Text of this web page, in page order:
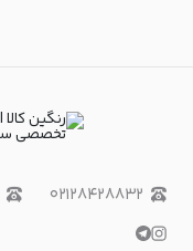
۰۲۱۲۸۴۲۸۸۳۲